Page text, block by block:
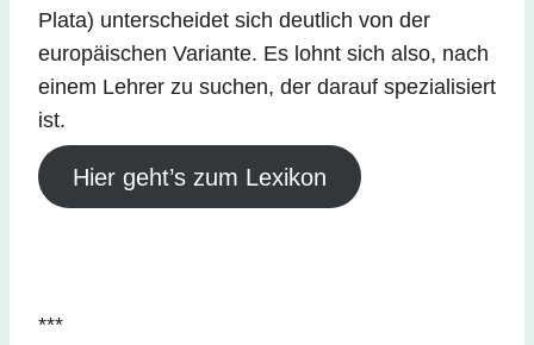
Plata) unterscheidet sich deutlich von der
europäischen Variante. Es lohnt sich also, nach
einem Lehrer zu suchen, der darauf spezialisiert
ist.
Hier geht’s zum Lexikon
***